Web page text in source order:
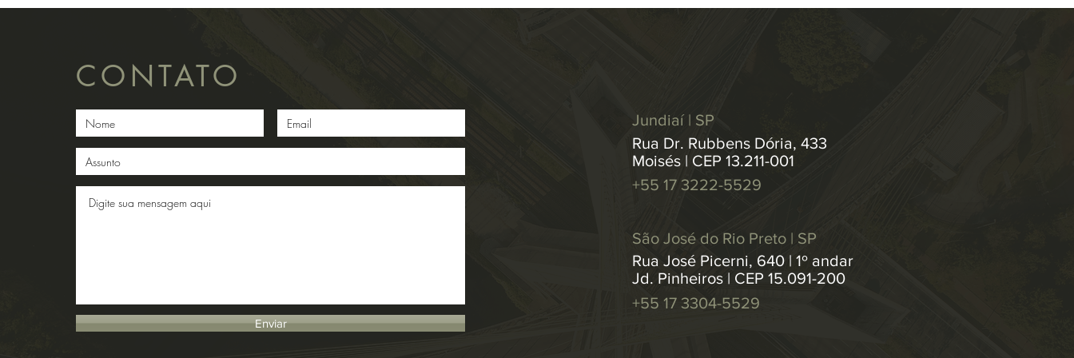
CONTATO
Enviar
Jundiaí | SP
Rua Dr. Rubbens Dória, 433
Moisés | CEP 13.211-001
+55 17 3222-5529
São José do Rio Preto | SP
Rua José Picerni, 640 | 1º andar
Jd. Pinheiros | CEP 15.091-200
+55 17 3304-5529